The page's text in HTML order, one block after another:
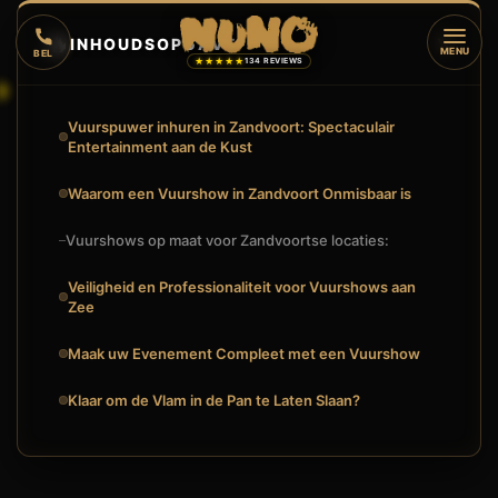
BEL
★★★★★134 REVIEWS
MENU
🔥INHOUDSOPGAVE ▼
Vuurspuwer inhuren in Zandvoort: Spectaculair
Entertainment aan de Kust
Waarom een Vuurshow in Zandvoort Onmisbaar is
Vuurshows op maat voor Zandvoortse locaties:
Veiligheid en Professionaliteit voor Vuurshows aan
Zee
Maak uw Evenement Compleet met een Vuurshow
Klaar om de Vlam in de Pan te Laten Slaan?